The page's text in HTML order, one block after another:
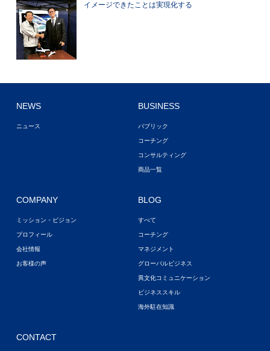
イメージできたことは実現化する
NEWS
ニュース
BUSINESS
パブリック
コーチング
コンサルティング
商品一覧
COMPANY
ミッション・ビジョン
プロフィール
会社情報
お客様の声
BLOG
すべて
コーチング
マネジメント
グローバルビジネス
異文化コミュニケーション
ビジネススキル
海外駐在知識
CONTACT